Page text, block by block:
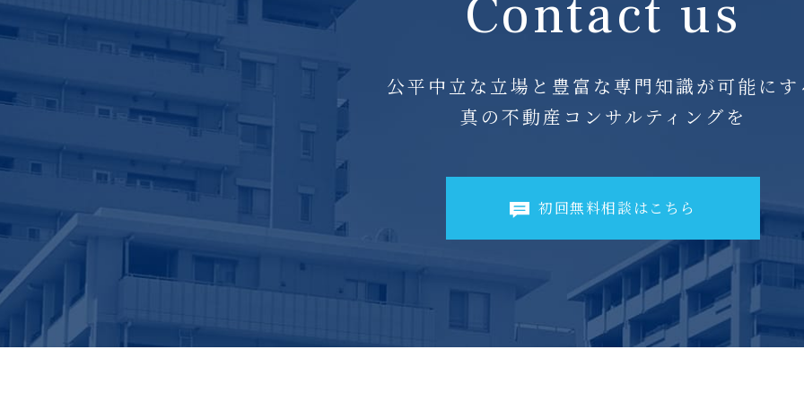
Contact us
公平中立な立場と 豊富な専門知識が可能にす
真の不動産コンサルティングを
初回無料相談はこちら